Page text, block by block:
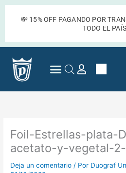
💸 15% OFF PAGANDO POR
TODO EL
Cart
Foil-Estrellas-plata-
acetato-y-vegetal-
Deja un comentario / Por Duograf